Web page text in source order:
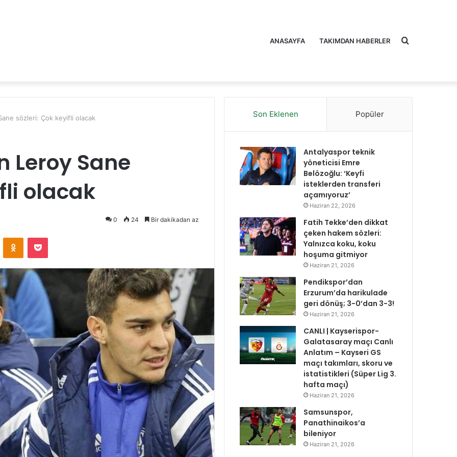
ANASAYFA TAKIMDAN HABERLER Arama
sözleri: Çok keyifli olacak
Leroy Sane
olacak
0 24 Bir dakikadan az
Odnoklassniki
Pocket
Son Eklenen Popüler
Antalyaspor teknik
yöneticisi Emre
Belözoğlu: ‘Keyfi
isteklerden transferi
açamıyoruz’
Haziran 22, 2026
Fatih Tekke’den dikkat
çeken hakem sözleri:
Yalnızca koku, koku
hoşuma gitmiyor
Haziran 21, 2026
Pendikspor’dan
Erzurum’da harikulade
geri dönüş; 3-0’dan 3-3!
Haziran 21, 2026
CANLI | Kayserispor-
Galatasaray maçı Canlı
Anlatım – Kayseri GS
maçı takımları, skoru ve
istatistikleri (Süper Lig 3.
hafta maçı)
Haziran 21, 2026
Samsunspor,
Panathinaikos’a
bileniyor
Haziran 21, 2026